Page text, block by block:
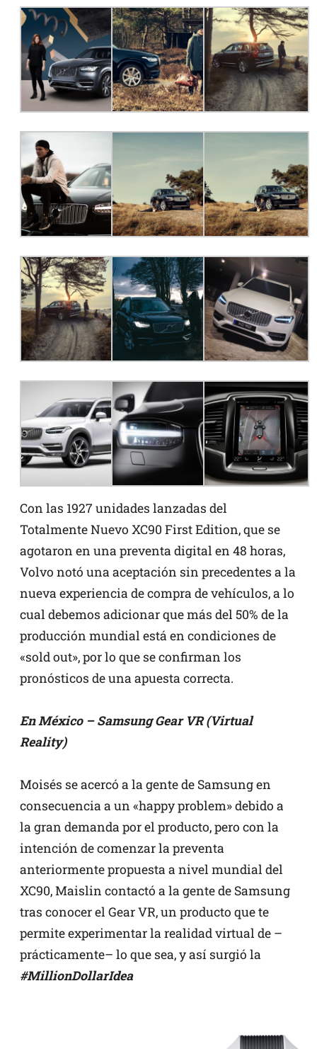
Con las 1927 unidades lanzadas del
Totalmente Nuevo XC90 First Edition, que se
agotaron en una preventa digital en 48 horas,
Volvo notó una aceptación sin precedentes a la
nueva experiencia de compra de vehículos, a lo
cual debemos adicionar que más del 50% de la
producción mundial está en condiciones de
«sold out», por lo que se confirman los
pronósticos de una apuesta correcta.
En México – Samsung Gear VR (Virtual
Reality)
Moisés se acercó a la gente de Samsung en
consecuencia a un «happy problem» debido a
la gran demanda por el producto, pero con la
intención de comenzar la preventa
anteriormente propuesta a nivel mundial del
XC90, Maislin contactó a la gente de Samsung
tras conocer el Gear VR, un producto que te
permite experimentar la realidad virtual de –
prácticamente– lo que sea, y así surgió la
#MillionDollarIdea